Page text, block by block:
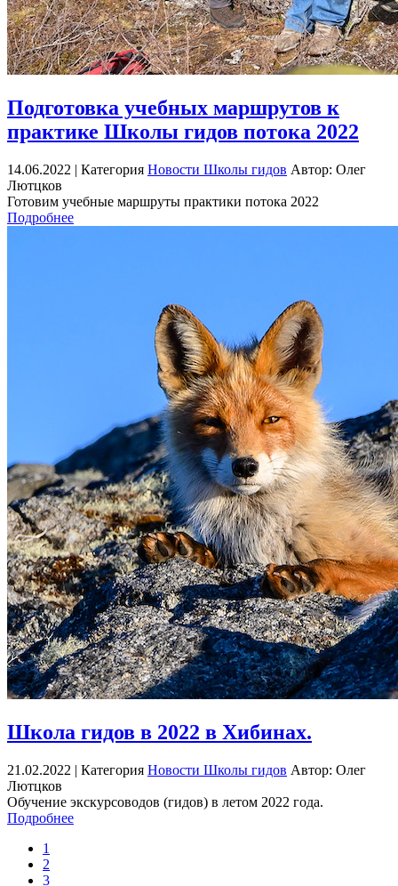
Подготовка учебных маршрутов к
практике Школы гидов потока 2022
14.06.2022 | Категория Новости Школы гидов Автор: Олег
Лютцков
Готовим учебные маршруты практики потока 2022
Подробнее
Школа гидов в 2022 в Хибинах.
21.02.2022 | Категория Новости Школы гидов Автор: Олег
Лютцков
Обучение экскурсоводов (гидов) в летом 2022 года.
Подробнее
1
2
3